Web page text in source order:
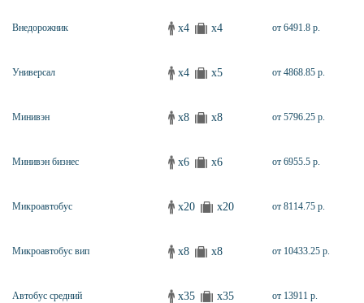
Внедорожник x4 x4 от 6491.8 р.
Универсал x4 x5 от 4868.85 р.
Минивэн x8 x8 от 5796.25 р.
Минивэн бизнес x6 x6 от 6955.5 р.
Микроавтобус x20 x20 от 8114.75 р.
Микроавтобус вип x8 x8 от 10433.25 р.
Автобус средний x35 x35 от 13911 р.